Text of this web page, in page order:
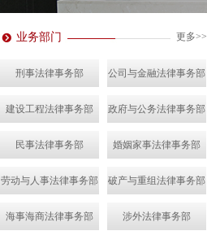
业务部门 更多>>
刑事法律事务部 公司与金融法律事务部
建设工程法律事务部 政府与公务法律事务部
民事法律事务部 婚姻家事法律事务部
劳动与人事法律事务部 破产与重组法律事务部
海事海商法律事务部 涉外法律事务部